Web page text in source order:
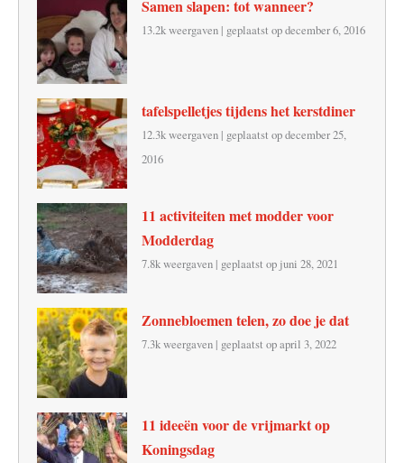
Samen slapen: tot wanneer?
13.2k weergaven | geplaatst op december 6, 2016
tafelspelletjes tijdens het kerstdiner
12.3k weergaven | geplaatst op december 25,
2016
11 activiteiten met modder voor
Modderdag
7.8k weergaven | geplaatst op juni 28, 2021
Zonnebloemen telen, zo doe je dat
7.3k weergaven | geplaatst op april 3, 2022
11 ideeën voor de vrijmarkt op
Koningsdag